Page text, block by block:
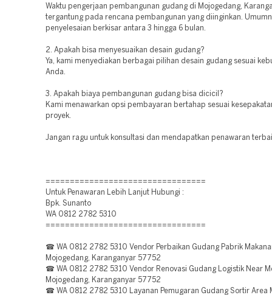
Waktu pengerjaan pembangunan gudang di Mojogedang,
tergantung pada rencana pembangunan yang diinginkan.
penyelesaian berkisar antara 3 hingga 6 bulan.
2. Apakah bisa menyesuaikan desain gudang?
Ya, kami menyediakan berbagai pilihan desain gudang sesuai
Anda.
3. Apakah biaya pembangunan gudang bisa dicicil?
Kami menawarkan opsi pembayaran bertahap sesuai
proyek.
Jangan ragu untuk konsultasi dan mendapatkan penawaran
=================================
Untuk Penawaran Lebih Lanjut Hubungi :
Bpk. Sunanto
WA 0812 2782 5310
=================================
☎ WA 0812 2782 5310 Vendor Perbaikan Gudang Pabrik
Mojogedang, Karanganyar 57752
☎ WA 0812 2782 5310 Vendor Renovasi Gudang Logistik Near
Mojogedang, Karanganyar 57752
☎ WA 0812 2782 5310 Layanan Pemugaran Gudang Sortir Area